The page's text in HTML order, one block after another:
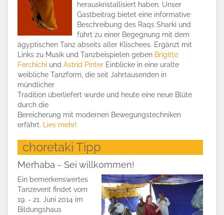
herauskristallisiert haben. Unser
Gastbeitrag bietet eine informative
Beschreibung des Raqs Sharki und
führt zu einer Begegnung mit dem
ägyptischen Tanz abseits aller Klischees. Ergänzt mit
Links zu Musik und Tanzbeispielen geben Brigitte
Ferchichi und Astrid Pinter Einblicke in eine uralte
weibliche Tanzform, die seit Jahrtausenden in
mündlicher
Tradition überliefert wurde und heute eine neue Blüte
durch die
Bereicherung mit modernen Bewegungstechniken
erfährt.
Lies mehr!
choretaki Tipp
Merhaba - Sei willkommen!
Ein bemerkenswertes
Tanzevent findet vom
19. - 21. Juni 2014 im
Bildungshaus